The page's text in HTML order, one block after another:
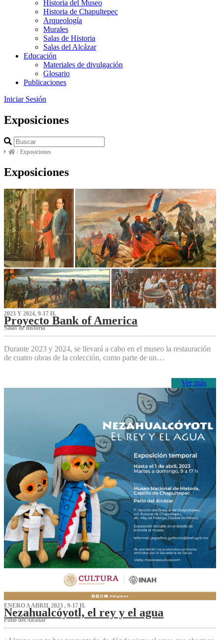
Historia del Museo
Historia de Chapultepec
Arqueología
Murales
Salas de Historia
Salas del Alcázar
Educación
Materiales de divulgación
Glosario
Publicaciones
Iniciar Sesión
Exposiciones
/ Exposiciones
Exposiciones
2023 Y 2024, 9-17 H.
Proyecto Bank of America
S‌alas de historia
Durante 2023 y 2024, se llevará a cabo en el museo la restauración
de cuatro obras de la colección, como parte de un…
Ver más
ENERO A ABRIL 2023 , 9-17 H.
Nezahualcóyotl, el rey y el agua
Patio del Alcázar